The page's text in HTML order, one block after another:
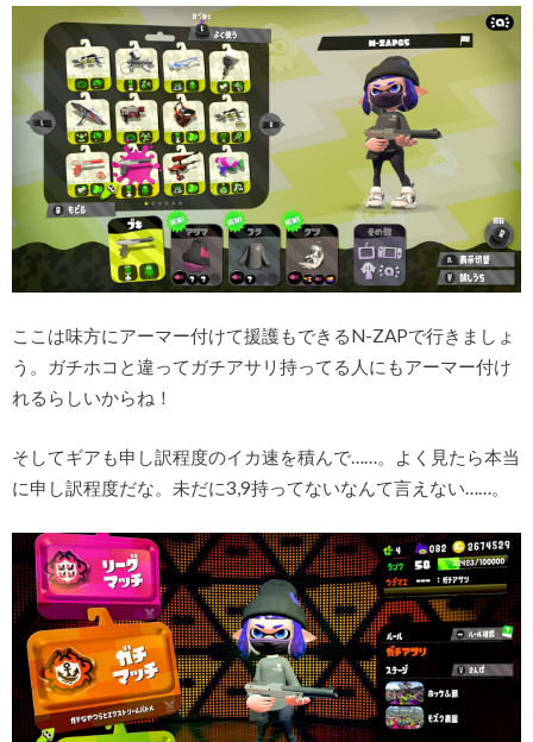
ここは味方にアーマー付けて援護もできるN-ZAPで行きましょ
う。ガチホコと違ってガチアサリ持ってる人にもアーマー付け
れるらしいからね！
そしてギアも申し訳程度のイカ速を積んで……。よく見たら本当
に申し訳程度だな。未だに3,9持ってないなんて言えない……。